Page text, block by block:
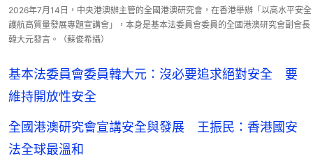
2026年7月14日，中央港澳辦主管的全國港澳研究會，在香港舉辦「以高水平安全
護航高質量發展專題宣講會」，本身是基本法委員會委員的全國港澳研究會副會長
韓大元發言。（蘇俊希攝）
基本法委員會委員韓大元：沒必要追求絕對安全 要
維持開放性安全
全國港澳研究會宣講安全與發展 王振民：香港國安
法全球最溫和